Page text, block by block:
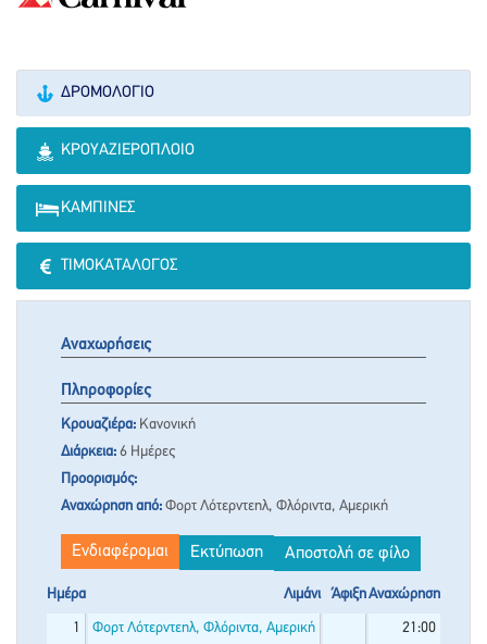
ΔΡΟΜΟΛΌΓΙΟ
ΚΡΟΥΑΖΙΕΡΌΠΛΟΙΟ
ΚΑΜΠΊΝΕΣ
ΤΙΜΟΚΑΤΆΛΟΓΟΣ
Αναχωρήσεις
Πληροφορίες
Κρουαζιέρα: Κανονική
Διάρκεια: 6 Ημέρες
Προορισμός:
Αναχώρηση από: Φορτ Λότερντεηλ, Φλόριντα, Αμερική
Ενδιαφέρομαι Εκτύπωση Αποστολή σε φίλο
Ημέρα Λιμάνι ΆφιξηΑναχώρηση
1 Φορτ Λότερντεηλ, Φλόριντα, Αμερική 21:00